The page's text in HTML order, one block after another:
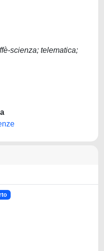
scienza; telematica;